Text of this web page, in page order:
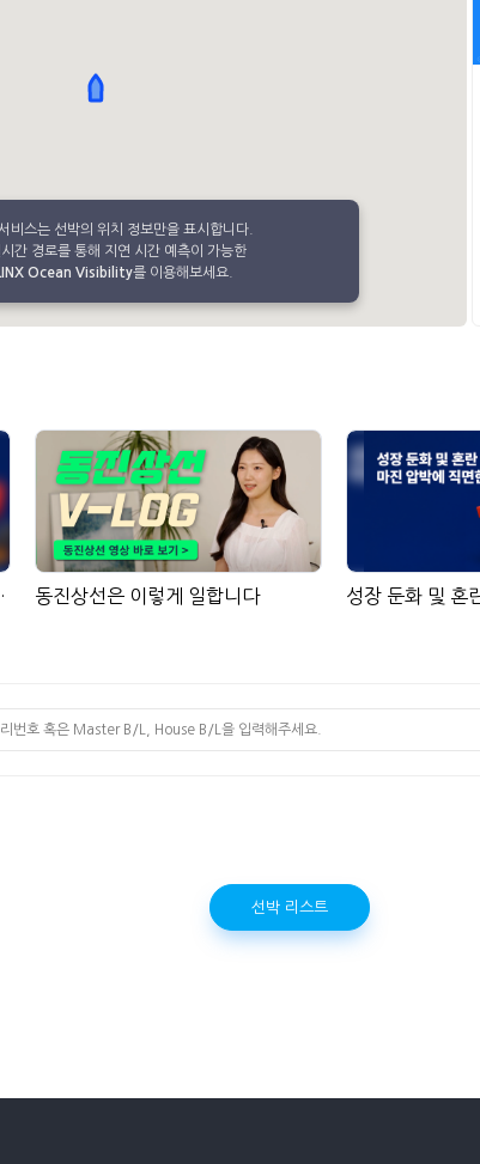
비스는 선박의 위치 정보만을 표시합니다.
간 경로를 통해 지연 시간 예측이 가능한
Ocean Visibility를 이용해보세요.
핵심 리스크 동진상선은 이렇게 일합니다
선박 리스트